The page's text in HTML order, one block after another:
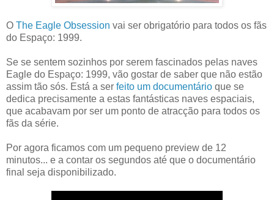
O The Eagle Obsession vai ser obrigatório para todos os fãs
do Espaço: 1999.
Se se sentem sozinhos por serem fascinados pelas naves
Eagle do Espaço: 1999, vão gostar de saber que não estão
assim tão sós. Está a ser feito um documentário que se
dedica precisamente a estas fantásticas naves espaciais,
que acabavam por ser um ponto de atracção para todos os
fãs da série.
Por agora ficamos com um pequeno preview de 12
minutos... e a contar os segundos até que o documentário
final seja disponibilizado.